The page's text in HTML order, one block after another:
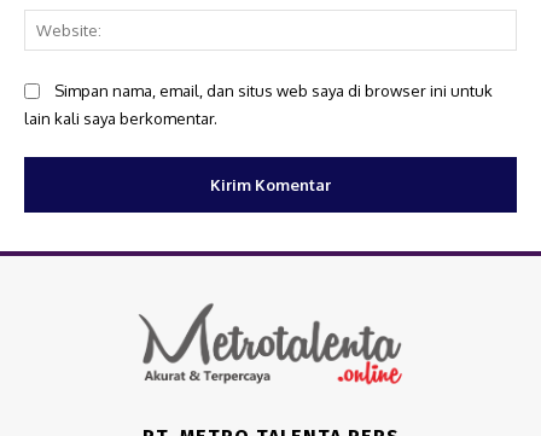
Simpan nama, email, dan situs web saya di browser ini untuk
lain kali saya berkomentar.